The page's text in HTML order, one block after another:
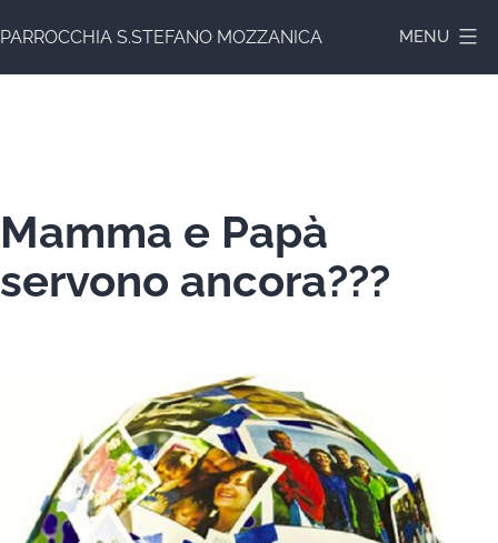
al
contenuto
PARROCCHIA S.STEFANO MOZZANICA MENU
Mamma e Papà
servono ancora???